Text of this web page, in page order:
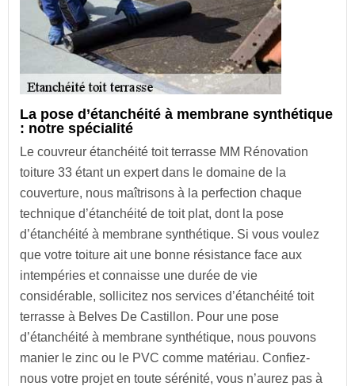
La pose d’étanchéité à membrane synthétique
: notre spécialité
Le couvreur étanchéité toit terrasse MM Rénovation
toiture 33 étant un expert dans le domaine de la
couverture, nous maîtrisons à la perfection chaque
technique d’étanchéité de toit plat, dont la pose
d’étanchéité à membrane synthétique. Si vous voulez
que votre toiture ait une bonne résistance face aux
intempéries et connaisse une durée de vie
considérable, sollicitez nos services d’étanchéité toit
terrasse à Belves De Castillon. Pour une pose
d’étanchéité à membrane synthétique, nous pouvons
manier le zinc ou le PVC comme matériau. Confiez-
nous votre projet en toute sérénité, vous n’aurez pas à